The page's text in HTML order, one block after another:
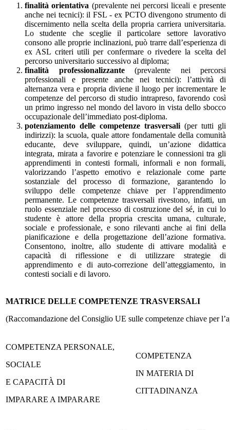
finalità orientativa (prevalente nei percorsi liceali e presente
anche nei tecnici): il FSL - ex PCTO divengono strumento di
discernimento nella scelta della propria carriera universitaria.
Lo studente che sceglie il particolare settore lavorativo
consono alle proprie inclinazioni, può trarre dall’esperienza di
ex ASL criteri utili per confermare o rivedere la scelta del
percorso universitario successivo al diploma;
finalità professionalizzante
(prevalente nei percorsi
professionali e presente anche nei tecnici): l’attività di
alternanza vera e propria diviene il luogo per incrementare le
competenze del percorso di studio intrapreso, favorendo così
un primo ingresso nel mondo del lavoro in vista dello sbocco
occupazionale dell’immediato post-diploma.
potenziamento delle competenze trasversali (per tutti gli
indirizzi): la scuola, quale attore fondamentale della comunità
educante, deve sviluppare, quindi, un’azione didattica
integrata, mirata a favorire e potenziare le connessioni tra gli
apprendimenti in contesti formali, informali e non formali,
valorizzando l’aspetto emotivo e relazionale come parte
sostanziale del processo di formazione, garantendo lo
sviluppo delle competenze chiave per l’apprendimento
permanente. Le competenze trasversali rivestono, infatti, un
ruolo essenziale nel processo di costruzione del sé, in cui lo
studente è attore della propria crescita umana, culturale,
sociale e professionale, e sono rilevanti anche ai fini della
pianificazione e della progettazione dell’azione formativa.
Consentono, inoltre, allo studente di attivare modalità e
capacità di riflessione e di utilizzare strategie di
apprendimento e di auto-correzione dell’atteggiamento, in
contesti sociali e di lavoro.
MATRICE DELLE COMPETENZE TRASVERSALI
(Raccomandazione del Consiglio UE sulle competenze chiave per
COMPETENZA PERSONALE,
SOCIALE
E CAPACITÀ DI
IMPARARE A IMPARARE
COMPETENZA
IN MATERIA DI
CITTADINANZA